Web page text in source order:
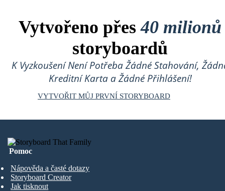
Vytvořeno přes40 milionů
storyboardů
K Vyzkoušení Není Potřeba Žádné Stahování,
Kreditní Karta a Žádné Přihlášení!
VYTVOŘIT MŮJ PRVNÍ STORYBOARD
Pomoc
Nápověda a časté dotazy
Storyboard Creator
Jak tisknout